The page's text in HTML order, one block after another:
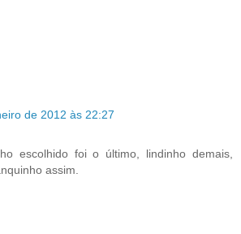
de 2012 às 22:27
escolhido foi o último, lindinho demais,
assim.